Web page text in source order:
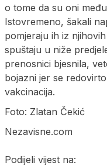
o tome da su oni
Istovremeno, šakali
pomjeraju ih iz
spuštaju u niže
prenosnici bjesnila,
bojazni jer se
vakcinacija.
Foto: Zlatan Čekić
Nezavisne.com
Podijeli vijest na: